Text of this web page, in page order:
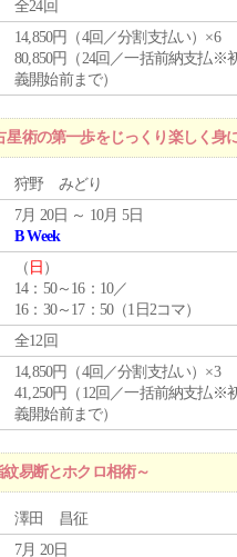
全24回
14,850円（4回／分割支払い）×6
80,850円（24回／一括前納支払※
義開始前まで）
術の第一歩をじっくり楽しく身
狩野 みどり
7月 20日 ～ 10月 5日
B Week
（ 日 ）
14：50～16：10／
16：30～17：50（1日2コマ）
全12回
14,850円（4回／分割支払い）×3
41,250円（12回／一括前納支払※
義開始前まで）
易断とホクロ相術～
澤田 昌征
7月 20日